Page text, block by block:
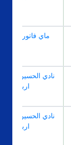
ماي فاتورة
نادي الحسين
اربد
نادي الحسين
اربد